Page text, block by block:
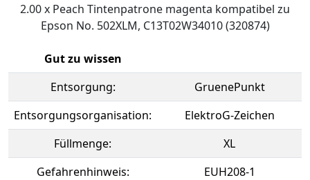
2.00 x Peach Tintenpatrone magenta kompatibel zu
Epson No. 502XLM, C13T02W34010 (320874)
Gut zu wissen
Entsorgung:
GruenePunkt
Entsorgungsorganisation:
ElektroG-Zeichen
Füllmenge:
XL
Gefahrenhinweis:
EUH208-1